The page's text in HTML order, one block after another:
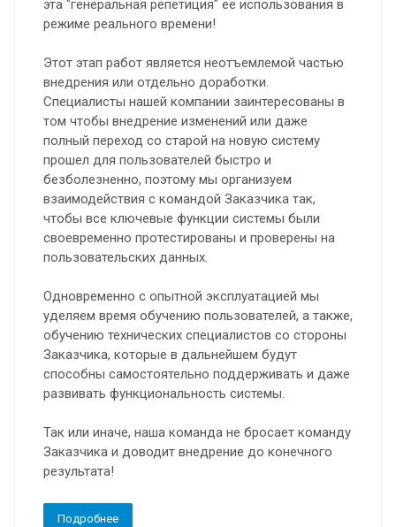
эта "генеральная репетиция" ее использования в
режиме реального времени!
Этот этап работ является неотъемлемой частью
внедрения или отдельно доработки.
Специалисты нашей компании заинтересованы в
том чтобы внедрение изменений или даже
полный переход со старой на новую систему
прошел для пользователей быстро и
безболезненно, поэтому мы организуем
взаимодействия с командой Заказчика так,
чтобы все ключевые функции системы были
своевременно протестированы и проверены на
пользовательских данных.
Одновременно с опытной эксплуатацией мы
уделяем время обучению пользователей, а также,
обучению технических специалистов со стороны
Заказчика, которые в дальнейшем будут
способны самостоятельно поддерживать и даже
развивать функциональность системы.
Так или иначе, наша команда не бросает команду
Заказчика и доводит внедрение до конечного
результата!
Подробнее